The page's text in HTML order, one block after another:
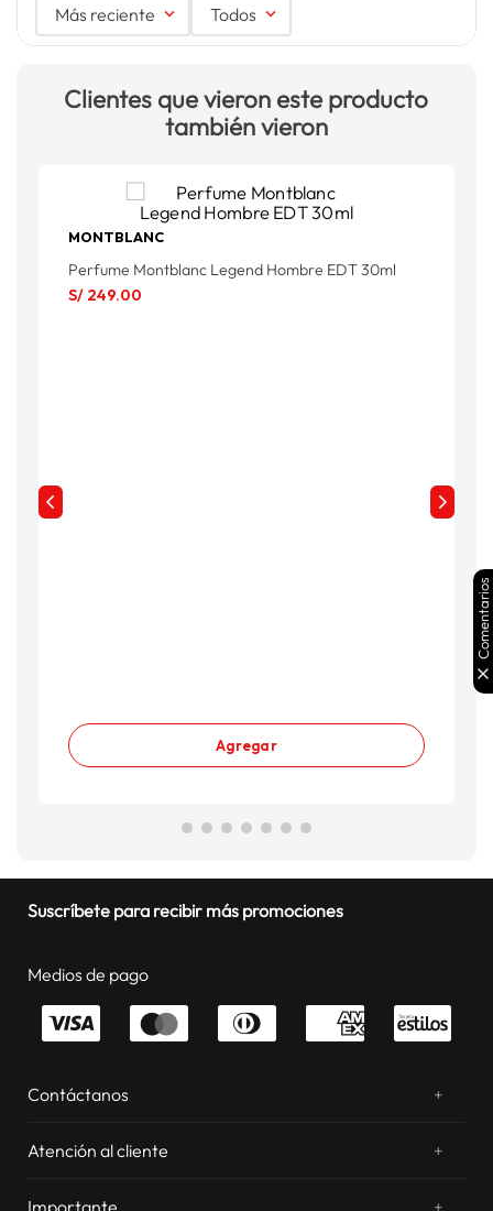
Más reciente Todos
Clientes que vieron este producto
también vieron
MONTBLANC
Perfume Montblanc Legend Hombre EDT 30ml
S/ 249.00
Agregar
Suscríbete para recibir más promociones
Medios de pago
Contáctanos +
Atención al cliente
+
Comentarios